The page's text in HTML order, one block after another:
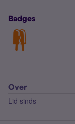
Badges
Over
Lid sinds